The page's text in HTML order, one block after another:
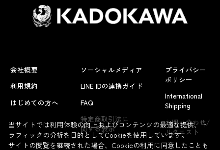
よくあるお問い合わせ
会社概要
利用規約
はじめての方へ
ソーシャルメディア
LINE IDの連携ガイド
FAQ
特定商取引法に
関する表示
プライバシー
ポリシー
International
Shipping
お問い合わせ/
リクエスト
当サイトでは利用体験の向上およびコンテンツの最適な提供、ト
ラフィックの分析を目的としてCookieを使用しています。
サイトの閲覧を継続された場合、Cookieの利用に同意したことも